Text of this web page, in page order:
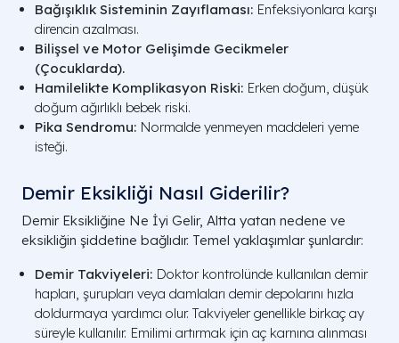
Bağışıklık Sisteminin Zayıflaması: Enfeksiyonlara karşı
direncin azalması.
Bilişsel ve Motor Gelişimde Gecikmeler
(Çocuklarda).
Hamilelikte Komplikasyon Riski: Erken doğum, düşük
doğum ağırlıklı bebek riski.
Pika Sendromu: Normalde yenmeyen maddeleri yeme
isteği.
Demir Eksikliği Nasıl Giderilir?
Demir Eksikliğine Ne İyi Gelir, Altta yatan nedene ve
eksikliğin şiddetine bağlıdır. Temel yaklaşımlar şunlardır:
Demir Takviyeleri: Doktor kontrolünde kullanılan demir
hapları, şurupları veya damlaları demir depolarını hızla
doldurmaya yardımcı olur. Takviyeler genellikle birkaç ay
süreyle kullanılır. Emilimi artırmak için aç karnına alınması